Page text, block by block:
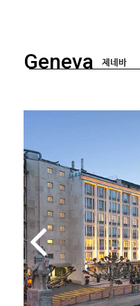
Geneva 제네바